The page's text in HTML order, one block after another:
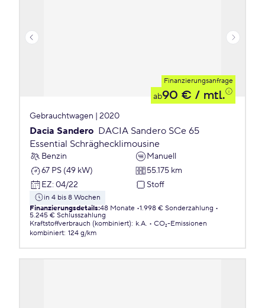
Finanzierungsanfrage
ab90 € / mtl.
Gebrauchtwagen | 2020
Dacia Sandero DACIA Sandero SCe 65
Essential Schräghecklimousine
Benzin
Manuell
67 PS (49 kW)
55.175 km
EZ: 04/22 Stoff
in 4 bis 8 Wochen
Finanzierungsdetails:48 Monate 1.998 € Sonderzahlung
5.245 € Schlusszahlung
Kraftstoffverbrauch (kombiniert): k.A.
CO₂-Emissionen
kombiniert: 124 g/km